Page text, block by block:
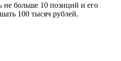
не больше 10 позиций и его
100 тысяч рублей.